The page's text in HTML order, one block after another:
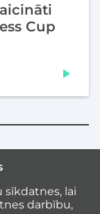
Cup
sīkdatnes, lai
darbību,